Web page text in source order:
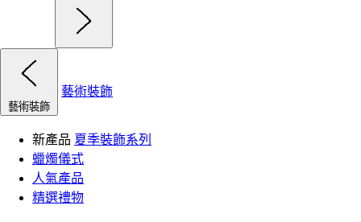
藝術裝飾
藝術裝飾
新產品 夏季裝飾系列
蠟燭儀式
人氣產品
精選禮物